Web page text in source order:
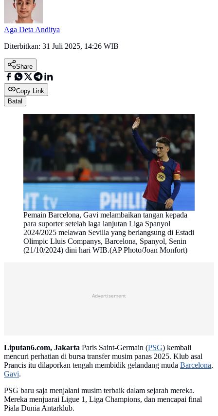
Aga Deta Anditya
Diterbitkan: 31 Juli 2025, 14:26 WIB
Share
Copy Link
Batal
Pemain Barcelona, Gavi melambaikan tangan kepada
para suporter setelah laga lanjutan Liga Spanyol
2024/2025 melawan Sevilla yang berlangsung di Estadi
Olimpic Lluis Companys, Barcelona, Spanyol, Senin
(21/10/2024) dini hari WIB.(AP Photo/Joan Monfort)
Advertisement
Liputan6.com, Jakarta Paris Saint-Germain (PSG) kembali
mencuri perhatian di bursa transfer musim panas 2025. Klub asal
Prancis itu dilaporkan tengah membidik gelandang muda Barcelona,
Gavi.
PSG baru saja menjalani musim terbaik dalam sejarah mereka.
Mereka menjuarai Ligue 1, Liga Champions, dan mencapai final
Piala Dunia Antarklub.